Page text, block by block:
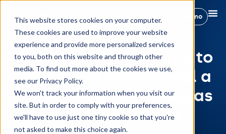
This website stores cookies on your computer.
These cookies are used to improve your website
experience and provide more personalized services
to you, both on this website and through other
media. To find out more about the cookies we use,
see our Privacy Policy.
We won't track your information when you visit our
site. But in order to comply with your preferences,
we'll have to use just one tiny cookie so that you're
not asked to make this choice again.
Reservar demo
Creación de un Contrato
de Alquiler Vacacional a
Corto Plazo: 5 Cláusulas
que Debes Incluir